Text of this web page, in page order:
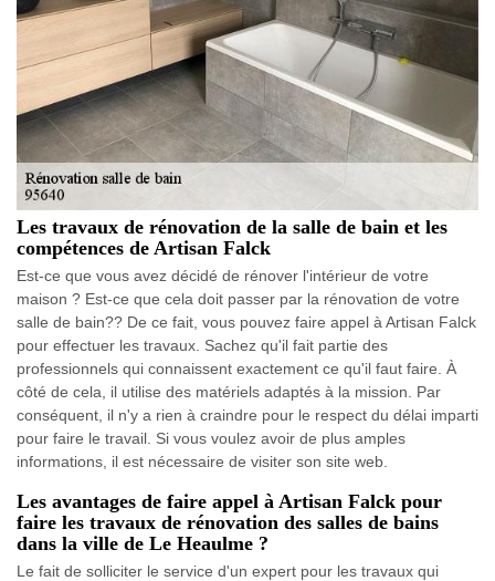
Les travaux de rénovation de la salle de bain et les
compétences de Artisan Falck
Est-ce que vous avez décidé de rénover l'intérieur de votre
maison ? Est-ce que cela doit passer par la rénovation de votre
salle de bain?? De ce fait, vous pouvez faire appel à Artisan Falck
pour effectuer les travaux. Sachez qu'il fait partie des
professionnels qui connaissent exactement ce qu'il faut faire. À
côté de cela, il utilise des matériels adaptés à la mission. Par
conséquent, il n'y a rien à craindre pour le respect du délai imparti
pour faire le travail. Si vous voulez avoir de plus amples
informations, il est nécessaire de visiter son site web.
Les avantages de faire appel à Artisan Falck pour
faire les travaux de rénovation des salles de bains
dans la ville de Le Heaulme ?
Le fait de solliciter le service d'un expert pour les travaux qui